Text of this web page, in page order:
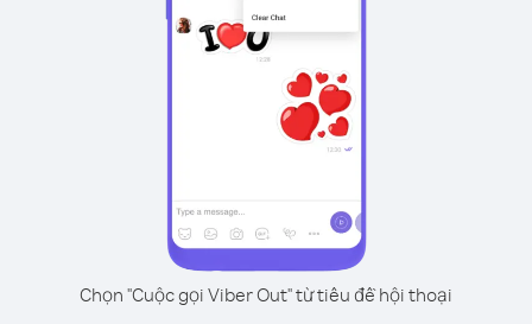
Chọn "Cuộc gọi Viber Out" từ tiêu đề hội thoại